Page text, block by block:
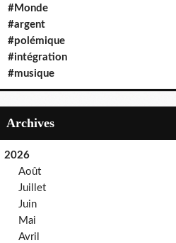
#Monde
#argent
#polémique
#intégration
#musique
Archives
2026
Août
Juillet
Juin
Mai
Avril